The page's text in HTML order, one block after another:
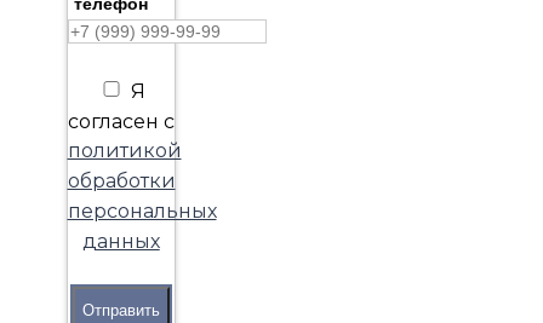
Я
согласен с
политикой
обработки
персональных
данных
Отправить